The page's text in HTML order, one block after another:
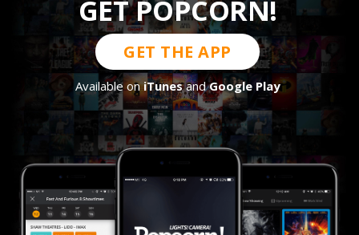
GET POPCORN!
GET THE APP
Available oniTunesandGoogle Play